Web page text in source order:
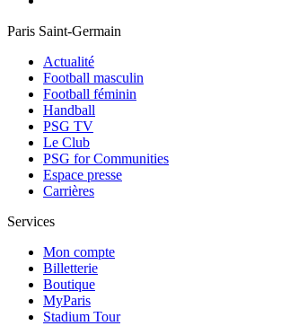
Paris Saint-Germain
Actualité
Football masculin
Football féminin
Handball
PSG TV
Le Club
PSG for Communities
Espace presse
Carrières
Services
Mon compte
Billetterie
Boutique
MyParis
Stadium Tour